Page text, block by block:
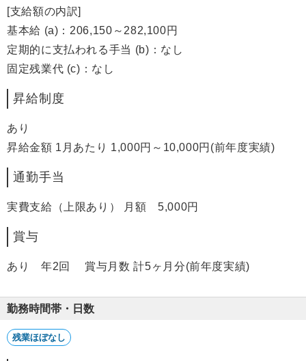
[支給額の内訳]
基本給 (a)：206,150～282,100円
定期的に支払われる手当 (b)：なし
固定残業代 (c)：なし
昇給制度
あり
昇給金額 1月あたり 1,000円～10,000円(前年度実績)
通勤手当
実費支給（上限あり） 月額 5,000円
賞与
あり 年2回 賞与月数 計5ヶ月分(前年度実績)
勤務時間帯・日数
残業ほぼなし